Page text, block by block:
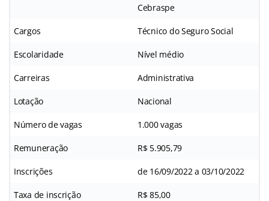
Cebraspe
Cargos Técnico do Seguro Social
Escolaridade Nível médio
Carreiras Administrativa
Lotação Nacional
Número de vagas 1.000 vagas
Remuneração R$ 5.905,79
Inscrições de 16/09/2022 a 03/10/2022
Taxa de inscrição R$ 85,00